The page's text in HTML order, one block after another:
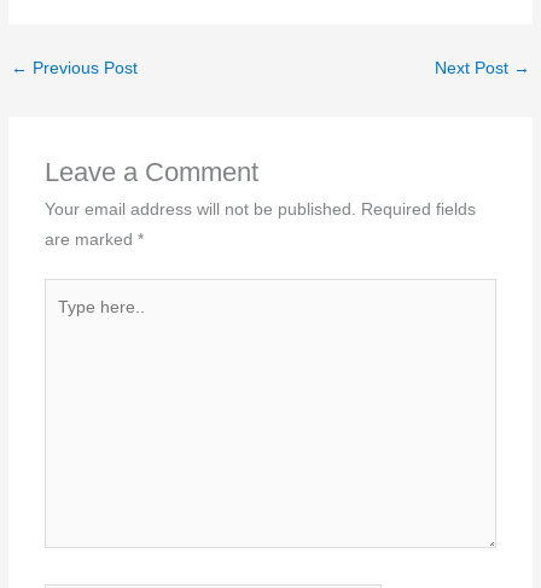
← Previous Post Next Post →
Leave a Comment
Your email address will not be published.
Required fields
are marked *